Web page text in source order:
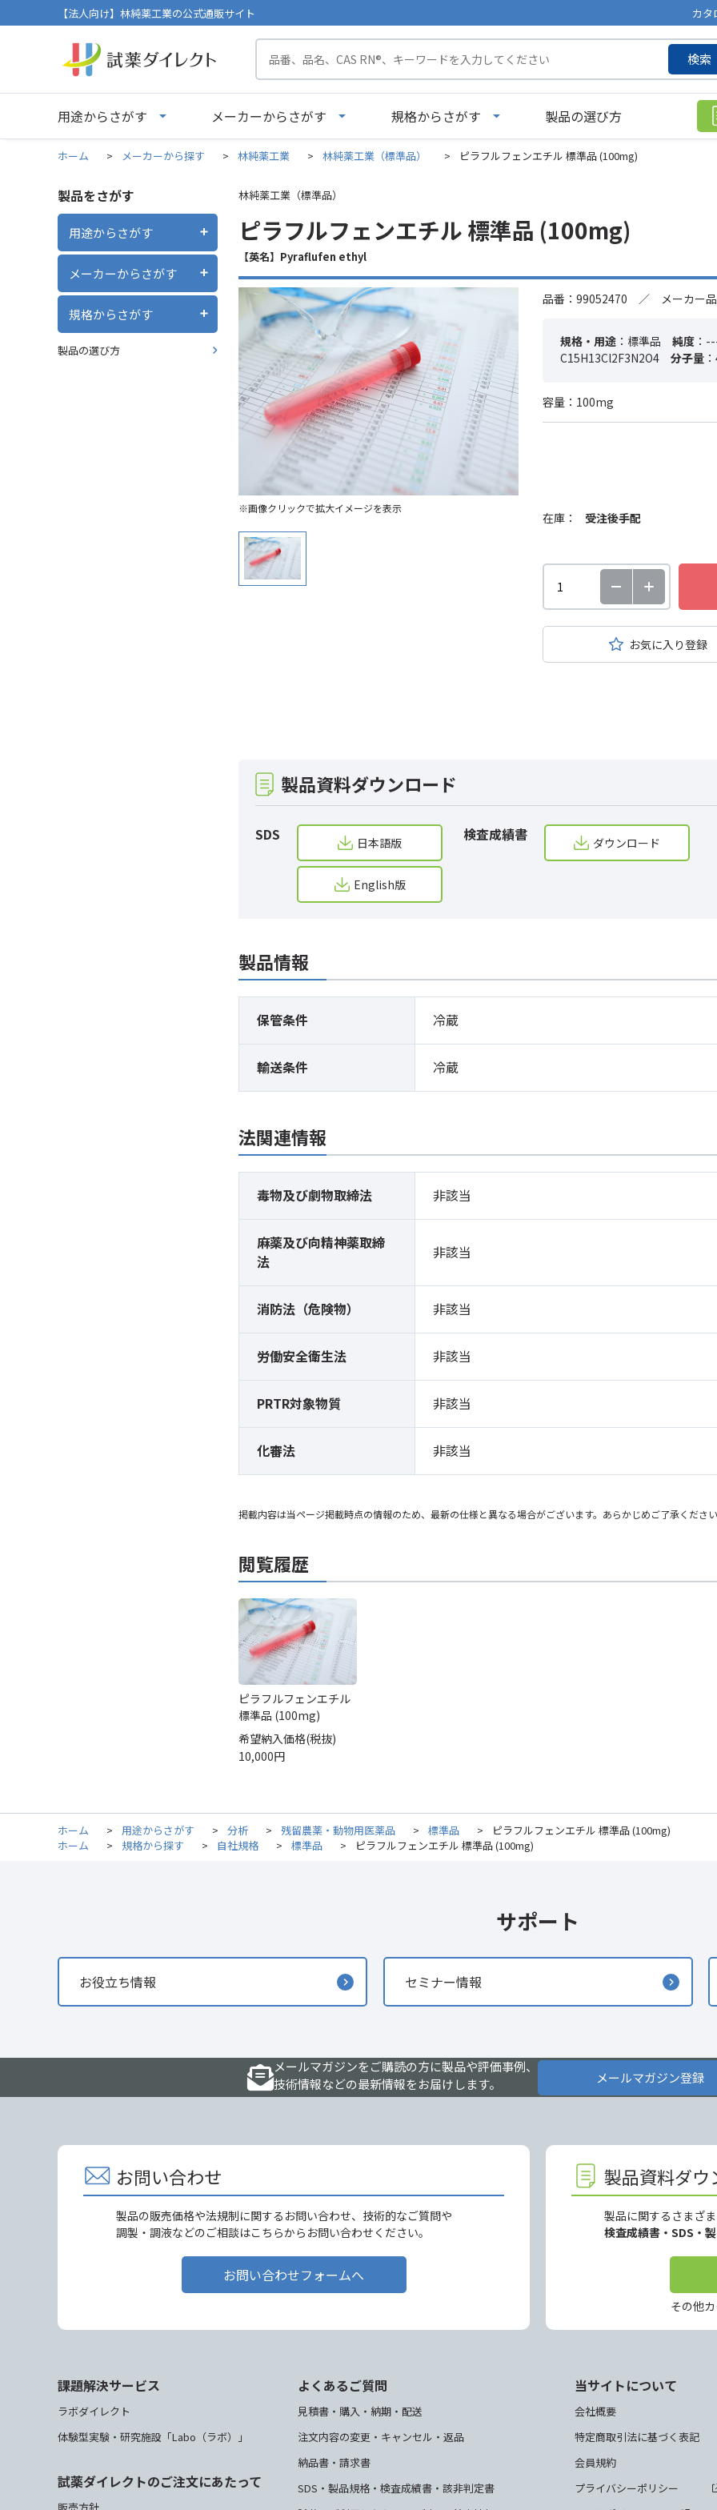
【法人向け】林純薬工業の公式通販サイト カタ
検索
用途からさがす メーカーからさがす 規格からさがす 製品の選び方
ホーム > メーカーから探す > 林純薬工業 > 林純薬工業（標準品） > ピラフルフェンエチル 標準品 (100mg)
製品をさがす
用途からさがす
メーカーからさがす
規格からさがす
製品の選び方
林純薬工業（標準品）
ピラフルフェンエチル 標準品 (100mg)
【英名】Pyraflufen ethyl
※画像クリックで拡大イメージを表示
品番：99052470 ／ メーカー
規格・用途 ：標準品 純度 ：
C15H13Cl2F3N2O4
分子量
容量：100mg
在庫： 受注後手配
お気に入り登録
製品資料ダウンロード
SDS 日本語版
English版
検査成績書 ダウンロード
製品情報
保管条件 冷蔵
輸送条件 冷蔵
法関連情報
毒物及び劇物取締法 非該当
麻薬及び向精神薬取締
法
非該当
消防法（危険物） 非該当
労働安全衛生法 非該当
PRTR対象物質 非該当
化審法 非該当
掲載内容は当ページ掲載時点の情報のため、最新の仕様と異なる場合がございます。あらかじめご了承くださ
閲覧履歴
ピラフルフェンエチル
標準品 (100mg)
希望納入価格(税抜)
10,000円
ホーム > 用途からさがす > 分析 > 残留農薬・動物用医薬品 > 標準品 >
ピラフルフェンエチル 標準品 (100mg)
ホーム
> 規格から探す > 自社規格 > 標準品 > ピラフルフェンエチル 標準品 (100mg)
サポート
お役立ち情報 セミナー情報
メールマガジンをご購読の方に製品や評価事例、
技術情報などの最新情報をお届けします。
メールマガジン登録
お問い合わせ
製品の販売価格や法規制に関するお問い合わせ、技術的なご質問や
調製・調液などのご相談はこちらからお問い合わせください。
お問い合わせフォームへ
製品資料ダウ
製品に関するさまざ
検査成績書・SDS・
その他
課題解決サービス
ラボダイレクト
体験型実験・研究施設「Labo（ラボ）」
試薬ダイレクトのご注文にあたって
よくあるご質問
見積書・購入・納期・配送
注文内容の変更・キャンセル・返品
納品書・請求書
SDS・製品規格・検査成績書・該非判定書
当サイトについて
会社概要
特定商取引法に基づく表記
会員規約
プライバシーポリシー